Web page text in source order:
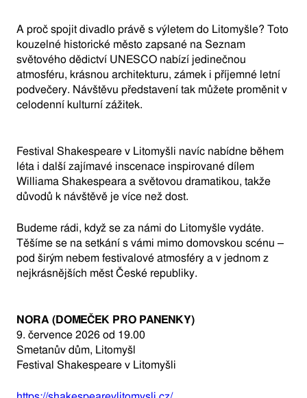
A proč spojit divadlo právě s výletem do Litomyšle? Toto
kouzelné historické město zapsané na Seznam
světového dědictví UNESCO nabízí jedinečnou
atmosféru, krásnou architekturu, zámek i příjemné letní
podvečery. Návštěvu představení tak můžete proměnit v
celodenní kulturní zážitek.
Festival Shakespeare v Litomyšli navíc nabídne během
léta i další zajímavé inscenace inspirované dílem
Williama Shakespeara a světovou dramatikou, takže
důvodů k návštěvě je více než dost.
Budeme rádi, když se za námi do Litomyšle vydáte.
Těšíme se na setkání s vámi mimo domovskou scénu –
pod širým nebem festivalové atmosféry a v jednom z
nejkrásnějších měst České republiky.
NORA (DOMEČEK PRO PANENKY)
9. července 2026 od 19.00
Smetanův dům, Litomyšl
Festival Shakespeare v Litomyšli